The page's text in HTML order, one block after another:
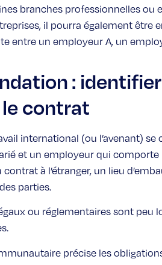
branches professionnelles ou
il pourra également être
entre un employeur A, un
:
contrat
international (ou l’avenant) se
et un employeur qui comporte
à l’étranger, un lieu
parties.
ou réglementaires sont peu
précise les